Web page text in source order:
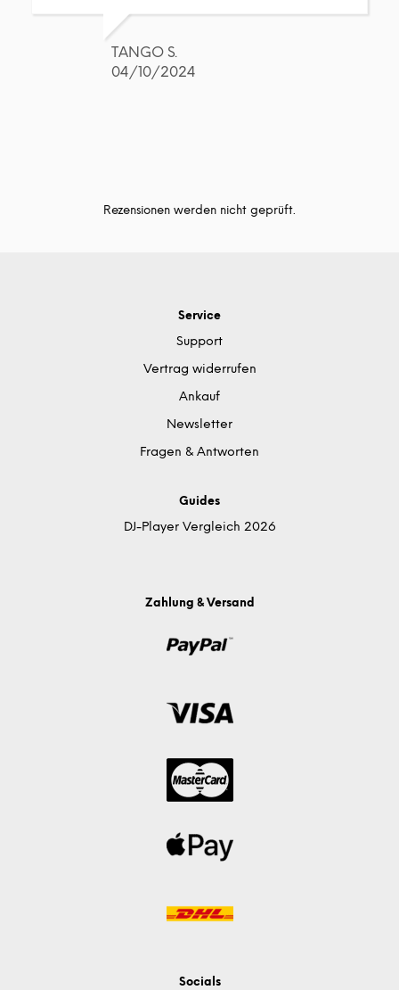
TANGO S.
04/10/2024
Rezensionen werden nicht geprüft.
Service
Support
Vertrag widerrufen
Ankauf
Newsletter
Fragen & Antworten
Guides
DJ-Player Vergleich 2026
Zahlung & Versand
Socials